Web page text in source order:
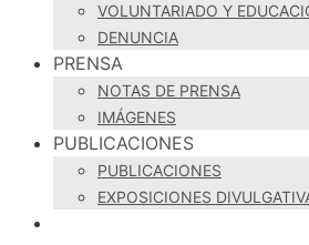
VOLUNTARIADO Y
DENUNCIA
PRENSA
NOTAS DE PRENSA
IMÁGENES
PUBLICACIONES
PUBLICACIONES
EXPOSICIONES